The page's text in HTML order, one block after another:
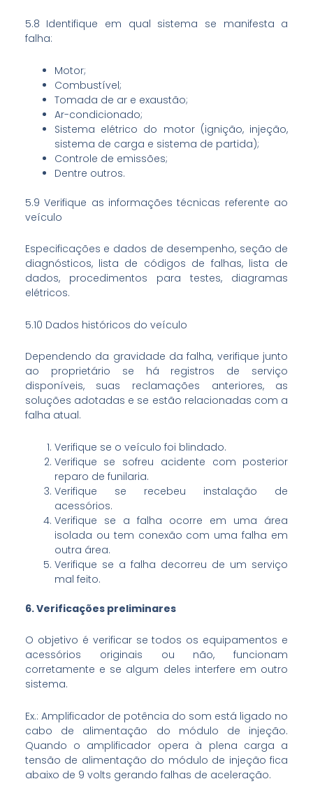
5.8 Identifique em qual sistema se manifesta a
falha:
Motor;
Combustível;
Tomada de ar e exaustão;
Ar-condicionado;
Sistema elétrico do motor (ignição, injeção,
sistema de carga e sistema de partida);
Controle de emissões;
Dentre outros.
5.9 Verifique as informações técnicas referente ao
veículo
Especificações e dados de desempenho, seção de
diagnósticos, lista de códigos de falhas, lista de
dados, procedimentos para testes, diagramas
elétricos.
5.10 Dados históricos do veículo
Dependendo da gravidade da falha, verifique junto
ao proprietário se há registros de serviço
disponíveis, suas reclamações anteriores, as
soluções adotadas e se estão relacionadas com a
falha atual.
Verifique se o veículo foi blindado.
Verifique se sofreu acidente com posterior
reparo de funilaria.
Verifique se recebeu instalação de
acessórios.
Verifique se a falha ocorre em uma área
isolada ou tem conexão com uma falha em
outra área.
Verifique se a falha decorreu de um serviço
mal feito.
6. Verificações preliminares
O objetivo é verificar se todos os equipamentos e
acessórios originais ou não, funcionam
corretamente e se algum deles interfere em outro
sistema.
Ex.: Amplificador de potência do som está ligado no
cabo de alimentação do módulo de injeção.
Quando o amplificador opera à plena carga a
tensão de alimentação do módulo de injeção fica
abaixo de 9 volts gerando falhas de aceleração.